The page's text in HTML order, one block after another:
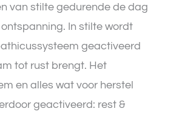
van stilte gedurende de dag
In stilte wordt
geactiveerd
tot rust brengt. Het
en alles wat voor herstel
geactiveerd: rest &